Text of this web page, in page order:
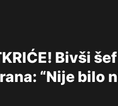
Bivši
“Nije bilo